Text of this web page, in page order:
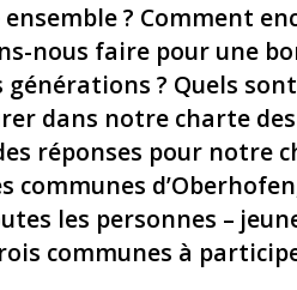
? Comment
nous faire pour une
? Quels
dans notre charte
réponses pour notre
communes
les personnes –
communes à